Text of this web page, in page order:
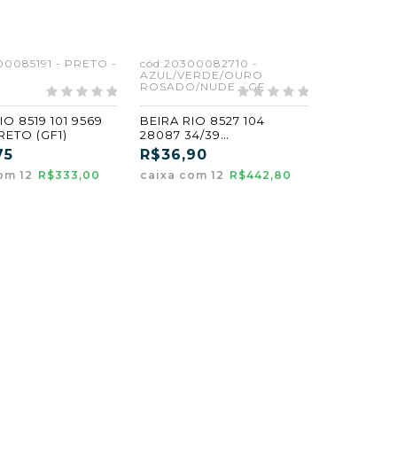
- PRETO -
8519 101 9569
(GF1)
12 R$333,00
cód:20300082710 -
AZUL/VERDE/OURO
ROSADO/NUDE - GF
BEIRA RIO 8527 104
28087 34/39
AZUL/VERDE/OURO
ROSADO/NUDE (GF)
R$36,90
caixa com 12 R$442,80